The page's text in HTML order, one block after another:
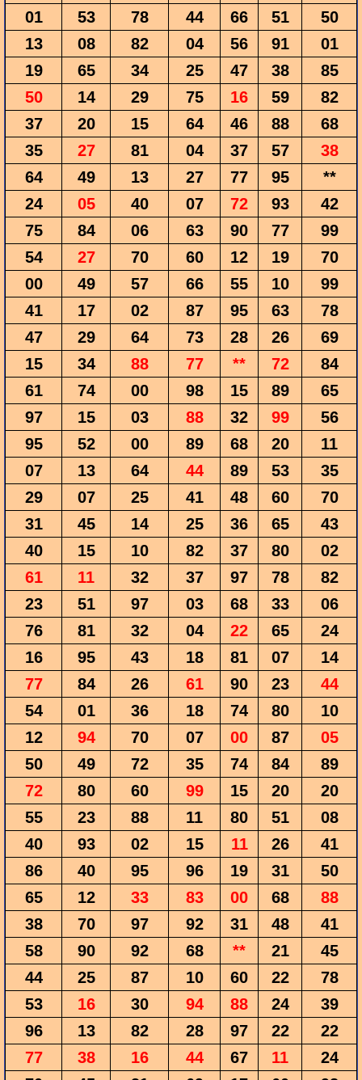
01
53 78 44 66 51
50
13
08 82 04 56 91
01
19
65 34 25 47 38
85
50
14 29 75 16 59
82
37
20 15 64 46 88
68
35
27 81 04 37 57
38
64
49 13 27 77 95
**
24
05 40 07 72 93
42
75
84 06 63 90 77
99
54
27 70 60 12 19
70
00
49 57 66 55 10
99
41
17 02 87 95 63
78
47
29 64 73 28 26
69
15
34 88 77 ** 72
84
61
74 00 98 15 89
65
97
15 03 88 32 99
56
95
52 00 89 68 20
11
07
13 64 44 89 53
35
29
07 25 41 48 60
70
31
45 14 25 36 65
43
40
15 10 82 37 80
02
61
11 32 37 97 78
82
23
51 97 03 68 33
06
76
81 32 04 22 65
24
16
95 43 18 81 07
14
77
84 26 61 90 23
44
54
01 36 18 74 80
10
12
94 70 07 00 87
05
50
49 72 35 74 84
89
72
80 60 99 15 20
20
55
23 88 11 80 51
08
40
93 02 15 11 26
41
86
40 95 96 19 31
50
65
12 33 83 00 68
88
38
70 97 92 31 48
41
58
90 92 68 ** 21
45
44
25 87 10 60 22
78
53
16 30 94 88 24
39
96
13 82 28 97 22
22
77
38 16 44 67 11
24